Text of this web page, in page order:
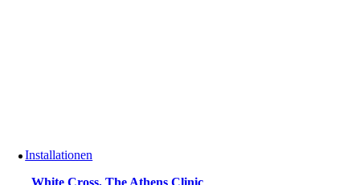
Installationen
White Cross, The Athens Clinic